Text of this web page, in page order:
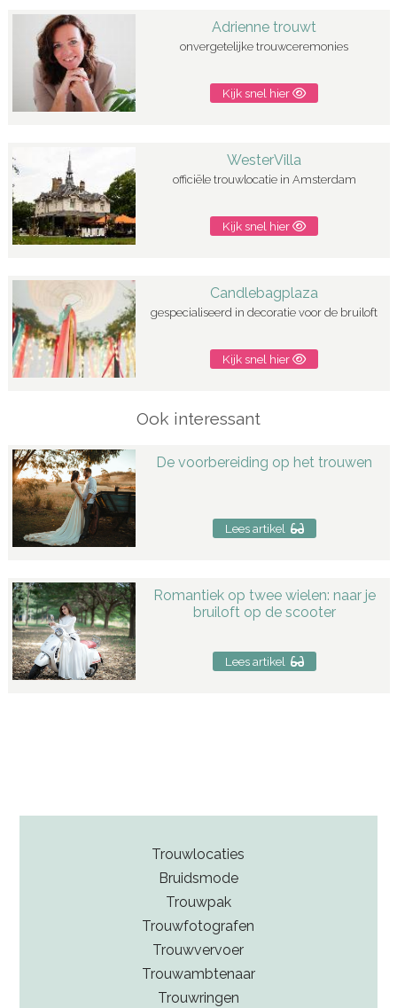
Adrienne trouwt
onvergetelijke trouwceremonies
Kijk snel hier
WesterVilla
officiële trouwlocatie in Amsterdam
Kijk snel hier
Candlebagplaza
gespecialiseerd in decoratie voor de bruiloft
Kijk snel hier
Ook interessant
De voorbereiding op het trouwen
Lees artikel
Romantiek op twee wielen: naar je
bruiloft op de scooter
Lees artikel
Trouwlocaties
Bruidsmode
Trouwpak
Trouwfotografen
Trouwvervoer
Trouwambtenaar
Trouwringen